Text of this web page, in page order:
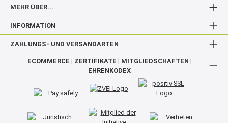
MEHR ÜBER...
INFORMATION
ZAHLUNGS- UND VERSANDARTEN
ECOMMERCE | ZERTIFIKATE | MITGLIEDSCHAFTEN |
EHRENKODEX